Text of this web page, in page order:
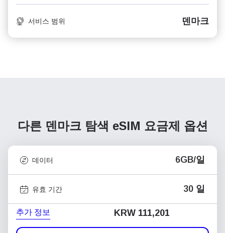
서비스 범위 덴마크
다른 덴마크 탐색 eSIM 요금제 옵션
데이터 6GB/일
유효 기간 30 일
추가 정보 KRW 111,201